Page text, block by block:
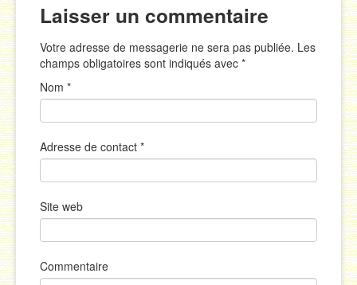
Laisser un commentaire
Votre adresse de messagerie ne sera pas publiée. Les
champs obligatoires sont indiqués avec *
Nom *
Adresse de contact *
Site web
Commentaire